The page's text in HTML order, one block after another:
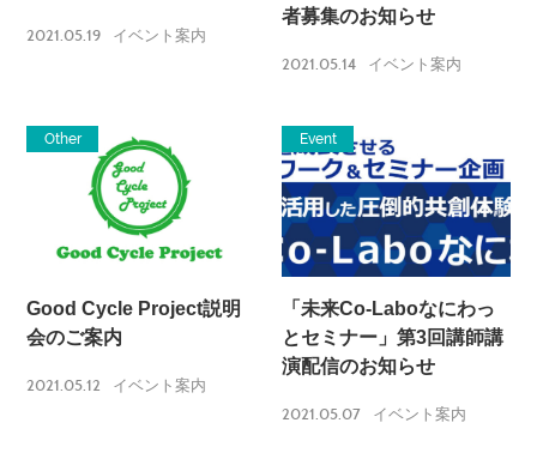
2021.05.19 イベント案内
者募集のお知らせ
2021.05.14 イベント案内
Other
Good Cycle Project説明
会のご案内
2021.05.12 イベント案内
Event
「未来Co-Laboなにわっ
とセミナー」第3回講師講
演配信のお知らせ
2021.05.07 イベント案内